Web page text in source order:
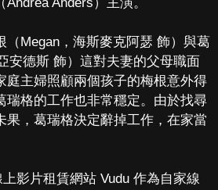
（Megan，海斯麥克阿瑟 飾）與葛
安德斯 飾）這對夫妻的父母職面
庭主婦照顧兩個孩子的梅根意外得
瑞格的工作也非常穩定。由於找尋
果，葛瑞格決定辭掉工作，在家當
影片租賃網站 Vudu 作為自家線